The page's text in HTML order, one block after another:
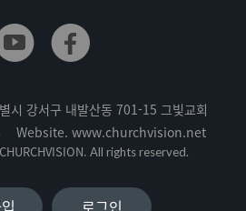
시 강서구 내발산동 701-15 그빛교회
Website. www.churchvision.net
CHURCHVISION. All rights reserved.
로그인